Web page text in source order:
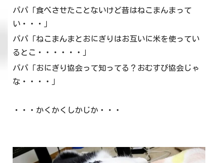
パパ「食べさせたことないけど昔はねこまんまって
い・・・」
パパ「ねこまんまとおにぎりはお互いに米を使ってい
るとこ・・・・・・」
パパ「おにぎり協会って知ってる？おむすび協会じゃ
な・・・・」
・・・かくかくしかじか・・・